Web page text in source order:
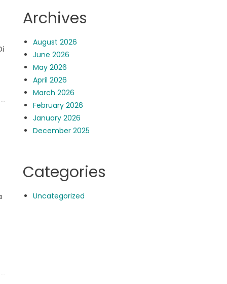
Archives
August 2026
June 2026
May 2026
April 2026
March 2026
February 2026
January 2026
December 2025
Categories
Uncategorized